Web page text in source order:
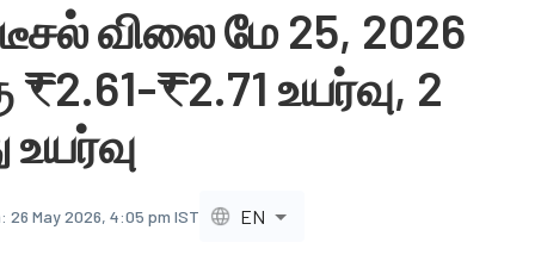
விலை மே 25, 2026
₹2.71 உயர்வு, 2
26 May 2026, 4:05 pm IST EN